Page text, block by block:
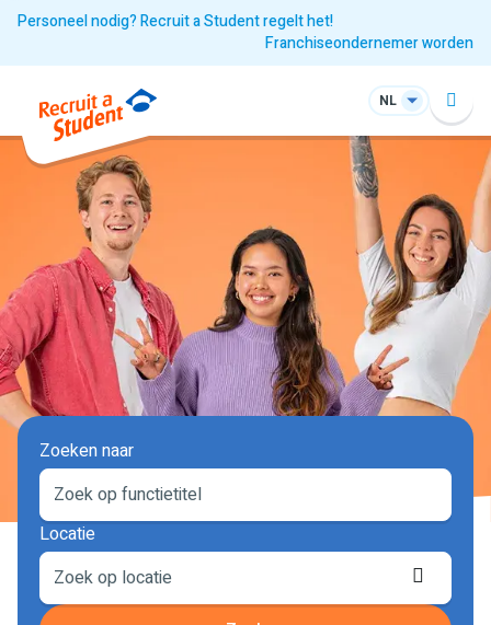
Personeel nodig? Recruit a Student regelt het!
Franchiseondernemer worden
NL
Zoeken naar
Locatie